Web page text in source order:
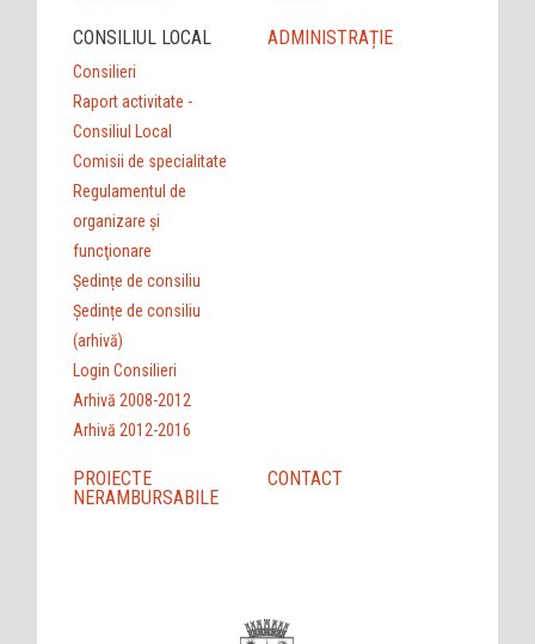
CONSILIUL LOCAL
Consilieri
Raport activitate -
Consiliul Local
Comisii de specialitate
Regulamentul de
organizare şi
funcţionare
Ședințe de consiliu
Ședințe de consiliu
(arhivă)
Login Consilieri
Arhivă 2008-2012
Arhivă 2012-2016
ADMINISTRAȚIE
PROIECTE
NERAMBURSABILE
CONTACT